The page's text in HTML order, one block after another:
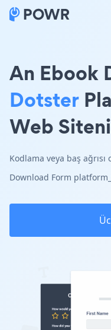
An Ebook
Dotster
Web
Kodlama veya baş
Download Form